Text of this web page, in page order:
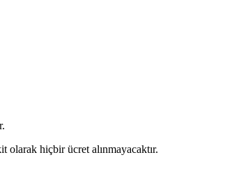
hiçbir ücret alınmayacaktır.